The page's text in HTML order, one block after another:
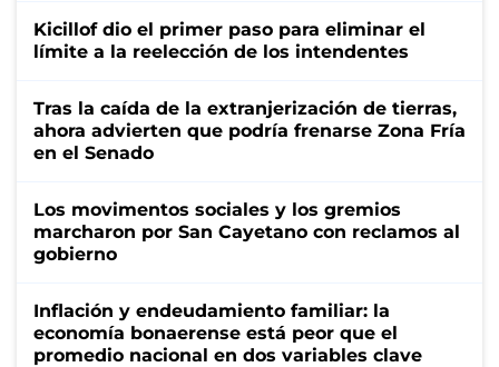
Kicillof dio el primer paso para eliminar el
límite a la reelección de los intendentes
Tras la caída de la extranjerización de tierras,
ahora advierten que podría frenarse Zona Fría
en el Senado
Los movimentos sociales y los gremios
marcharon por San Cayetano con reclamos al
gobierno
Inflación y endeudamiento familiar: la
economía bonaerense está peor que el
promedio nacional en dos variables clave